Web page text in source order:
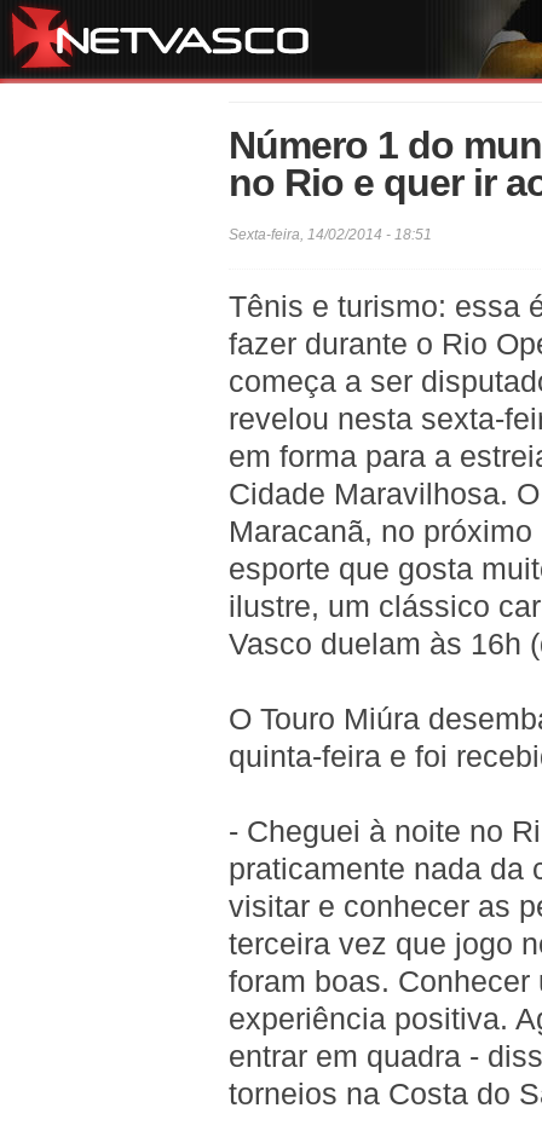
Número 1 do
no Rio e quer ir
Sexta-feira, 14/02/2014 - 18:51
Tênis e turismo: essa
fazer durante o Rio
começa a ser
revelou nesta sexta-
em forma para a
Cidade Maravilhosa.
Maracanã, no
esporte que gosta
ilustre, um clássico
Vasco duelam às 16h
O Touro Miúra
quinta-feira e foi
- Cheguei à noite no
praticamente nada da
visitar e conhecer as
terceira vez que jogo
foram boas.
experiência positiva.
entrar em quadra -
torneios na Costa do